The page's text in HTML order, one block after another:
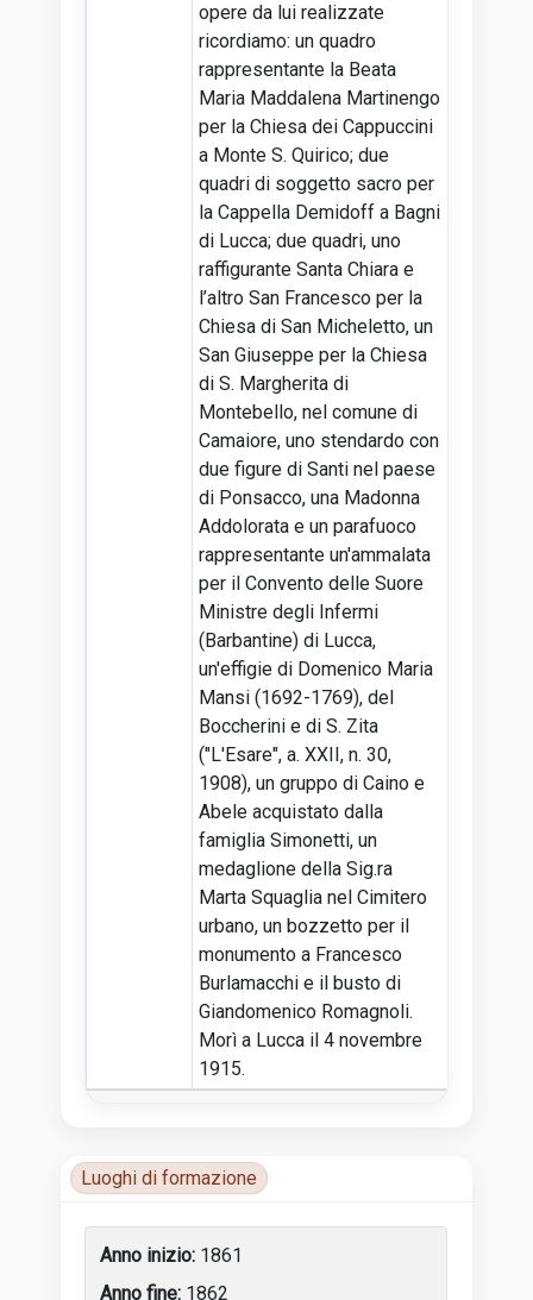
opere da lui realizzate
ricordiamo: un quadro
rappresentante la Beata
Maria Maddalena Martinengo
per la Chiesa dei Cappuccini
a Monte S. Quirico; due
quadri di soggetto sacro per
la Cappella Demidoff a Bagni
di Lucca; due quadri, uno
raffigurante Santa Chiara e
l’altro San Francesco per la
Chiesa di San Micheletto, un
San Giuseppe per la Chiesa
di S. Margherita di
Montebello, nel comune di
Camaiore, uno stendardo con
due figure di Santi nel paese
di Ponsacco, una Madonna
Addolorata e un parafuoco
rappresentante un'ammalata
per il Convento delle Suore
Ministre degli Infermi
(Barbantine) di Lucca,
un'effigie di Domenico Maria
Mansi (1692-1769), del
Boccherini e di S. Zita
("L'Esare", a. XXII, n. 30,
1908), un gruppo di Caino e
Abele acquistato dalla
famiglia Simonetti, un
medaglione della Sig.ra
Marta Squaglia nel Cimitero
urbano, un bozzetto per il
monumento a Francesco
Burlamacchi e il busto di
Giandomenico Romagnoli.
Morì a Lucca il 4 novembre
1915.
Luoghi di formazione
1861
1862